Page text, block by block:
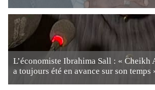
L’économiste Ibrahima Sall : « Cheikh
a toujours été en avance sur son temps